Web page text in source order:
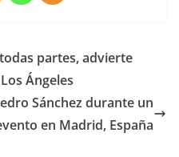
partes, advierte
Ángeles
Sánchez durante un
en Madrid, España